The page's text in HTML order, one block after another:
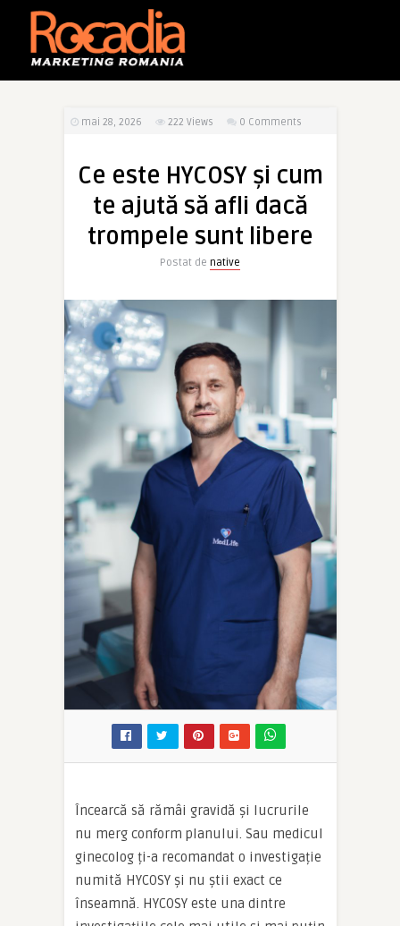
mai 28, 2026 222 Views 0 Comments
Ce este HYCOSY și cum
te ajută să afli dacă
trompele sunt libere
Postat de native
Încearcă să rămâi gravidă și lucrurile
nu merg conform planului. Sau medicul
ginecolog ți-a recomandat o investigație
numită HYCOSY și nu știi exact ce
înseamnă. HYCOSY este una dintre